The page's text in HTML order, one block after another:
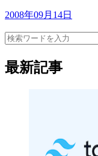
2008年09月14日
最新記事